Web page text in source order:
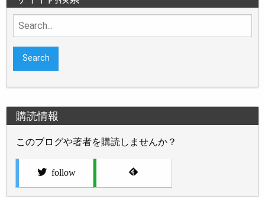
Search
for:
購読情報
このブログや著者を購読しませんか？
follow